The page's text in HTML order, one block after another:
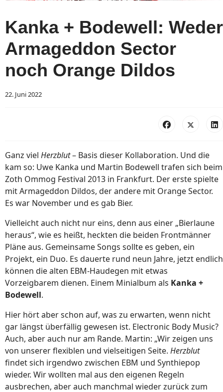
Kanka + Bodewell: Weder
Armageddon Sector
noch Orange Dildos
22. Juni 2022
Ganz viel Herzblut– Basis dieser Kollaboration. Und die
kam so: Uwe Kanka und Martin Bodewell trafen sich beim
Zoth Ommog Festival 2013 in Frankfurt. Der erste spielte
mit Armageddon Dildos, der andere mit Orange Sector.
Es war November und es gab Bier.
Vielleicht auch nicht nur eins, denn aus einer „Bierlaune
heraus“, wie es heißt, heckten die beiden Frontmänner
Pläne aus. Gemeinsame Songs sollte es geben, ein
Projekt, ein Duo. Es dauerte rund neun Jahre, jetzt endlich
können die alten EBM-Haudegen mit etwas
Vorzeigbarem dienen. Einem Minialbum als Kanka +
Bodewell.
Hier hört aber schon auf, was zu erwarten, wenn nicht
gar längst überfällig gewesen ist. Electronic Body Music?
Auch, aber auch nur am Rande. Martin: „Wir zeigen uns
von unserer flexiblen und vielseitigen Seite. Herzblut
findet sich irgendwo zwischen EBM und Synthiepop
wieder. Wir wollten mal aus den eigenen Regeln
ausbrechen, aber auch manchmal wieder zurück zum